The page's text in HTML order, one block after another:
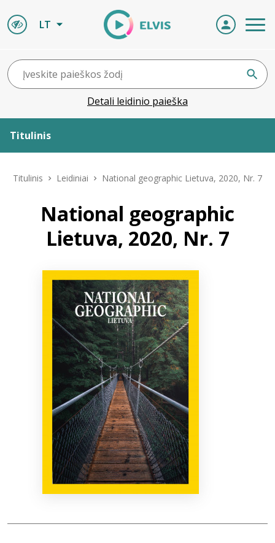
LT
Detali leidinio paieška
Titulinis
Leidiniai
ELVIS atvyksta
Naujienos
Bibliotekoms
Titulinis Leidiniai National geographic Lietuva, 2020, Nr. 7
National geographic
Lietuva, 2020, Nr. 7